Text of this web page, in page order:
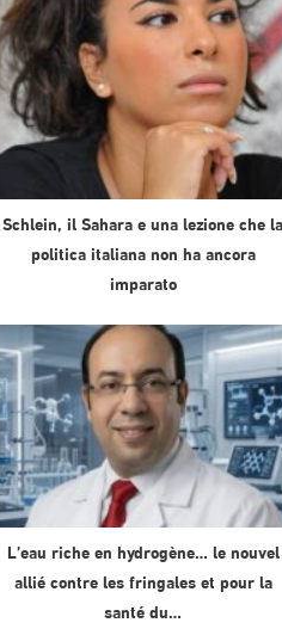
Schlein, il Sahara e una lezione che la
politica italiana non ha ancora
imparato
L’eau riche en hydrogène… le nouvel
allié contre les fringales et pour la
santé du…